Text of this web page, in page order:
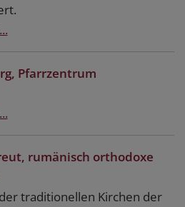
Pfarrzentrum
rumänisch orthodoxe
traditionellen Kirchen der